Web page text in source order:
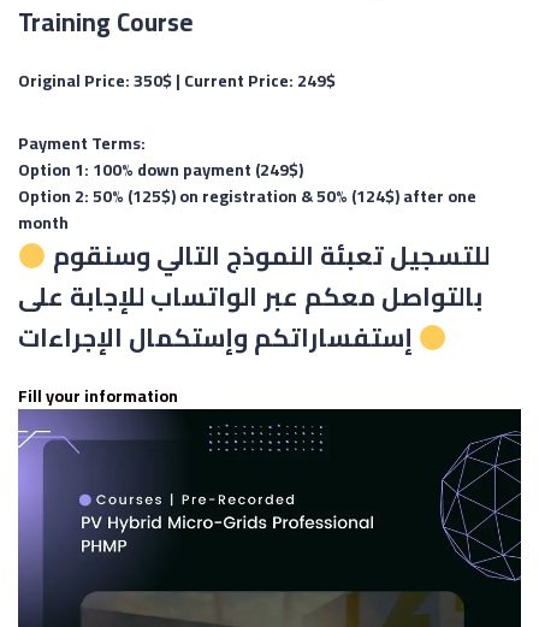
Training Course
Original Price: 350$ |Current Price: 249$
Payment Terms:
Option 1:100% down payment (249$)
Option 2:50% (125$) on registration & 50% (124$) after one
month
بالتواصل معكم عبر الواتساب للإجابة على
Fill your information